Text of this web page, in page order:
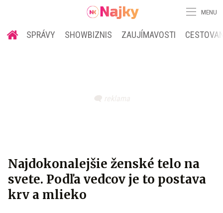
MENU
SPRÁVY SHOWBIZNIS ZAUJÍMAVOSTI
Najdokonalejšie ženské telo na
svete. Podľa vedcov je to postava
krv a mlieko